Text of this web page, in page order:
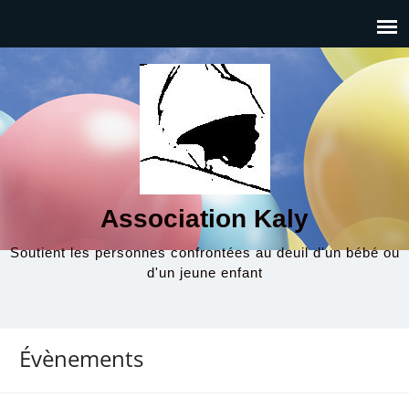
Association Kaly
Soutient les personnes confrontées au deuil d'un bébé ou
d'un jeune enfant
Évènements